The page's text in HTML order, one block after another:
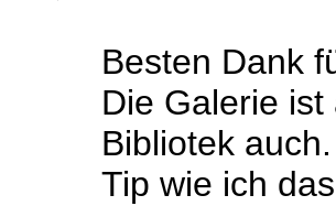
Besten Dank
Die Galerie
Bibliotek
Tip wie ich